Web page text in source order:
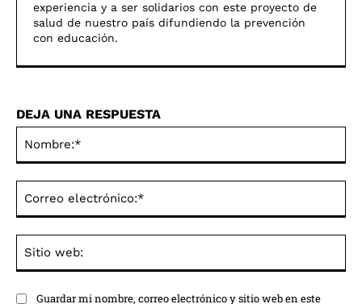
experiencia y a ser solidarios con este proyecto de
salud de nuestro paí­s difundiendo la prevención
con educación.
DEJA UNA RESPUESTA
Guardar mi nombre, correo electrónico y sitio web en este